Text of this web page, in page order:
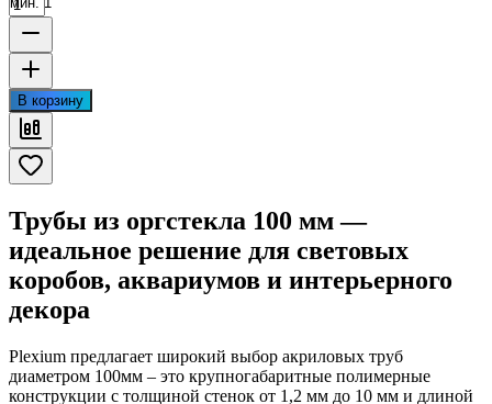
В корзину
Трубы из оргстекла 100 мм —
идеальное решение для световых
коробов, аквариумов и интерьерного
декора
Plexium предлагает широкий выбор акриловых труб
диаметром 100мм – это крупногабаритные полимерные
конструкции с толщиной стенок от 1,2 мм до 10 мм и длиной